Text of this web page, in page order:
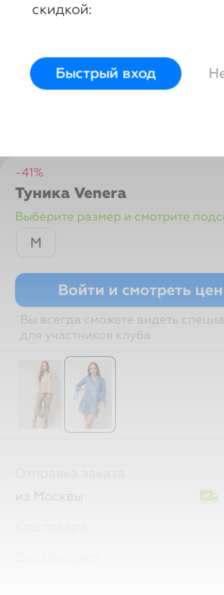
скидкой:
Быстрый вход
-41%
Туника Venera
Выберите размер и смотрите
М
Размер РФ Грудь Талия
Войти и смотреть
Вы всегда сможете видеть
для участников клуба
из Москвы